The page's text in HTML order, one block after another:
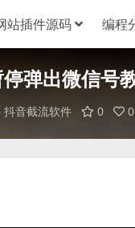
站插件源码 编程
弹出微信号
抖音截流软件 0 0